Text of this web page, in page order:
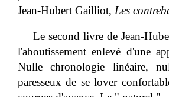
Jean-Hubert Gailliot, Les
Le second livre de Jean-
l'aboutissement enlevé d'une
Nulle chronologie linéaire,
paresseux de se lover